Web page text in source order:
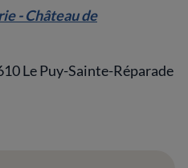
- Château de
Le Puy-Sainte-Réparade